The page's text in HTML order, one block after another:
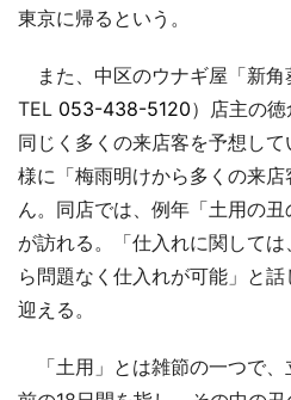
東京に帰るという。
また、中区のウナギ屋「新角
TEL 053-438-5120）店主の
同じく多くの来店客を予想し
様に「梅雨明けから多くの来
ん。同店では、例年「土用の
が訪れる。「仕入れに関して
ら問題なく仕入れが可能」と
迎える。
「土用」とは雑節の一つで、